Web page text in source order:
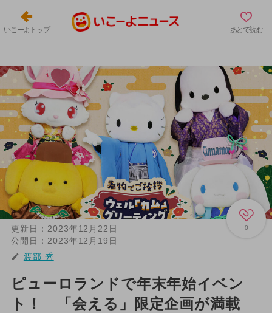
いこーよトップ あとで読む
0
更新日： 2023年12月22日
公開日： 2023年12月19日
渡部 秀
ピューロランドで年末年始イベン
ト！ 「会える」限定企画が満載